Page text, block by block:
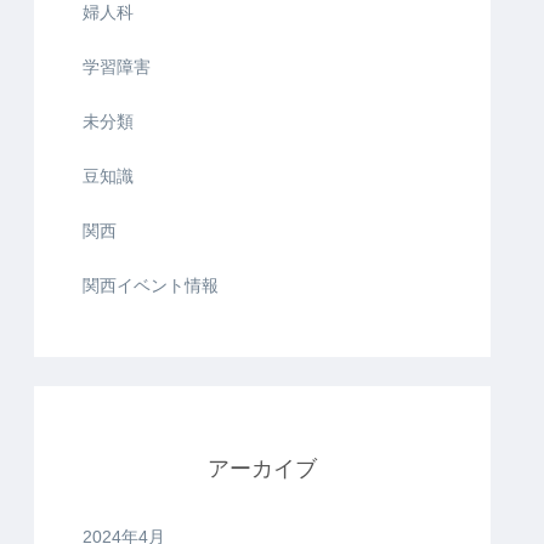
婦人科
学習障害
未分類
豆知識
関西
関西イベント情報
アーカイブ
2024年4月